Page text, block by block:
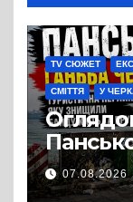
TV СЮЖЕТ
СМІТТЯ У
07.08.2026